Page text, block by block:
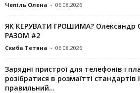
Чепіль Олена - 06.08.2026
ЯК КЕРУВАТИ ГРОШИМА? Олександр
РАЗОМ #2
Скиба Тетяна - 06.08.2026
Зарядні пристрої для телефонів і
розібратися в розмаїтті стандартів
правильний...